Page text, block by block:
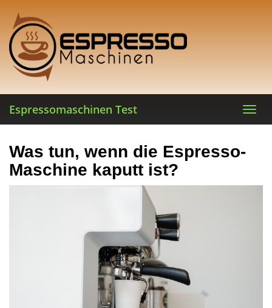
main
content
Espressomaschinen Test
Was tun, wenn die Espresso-
Maschine kaputt ist?